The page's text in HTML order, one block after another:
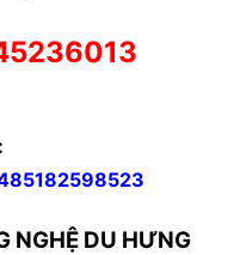
NGHỆ DU HƯNG